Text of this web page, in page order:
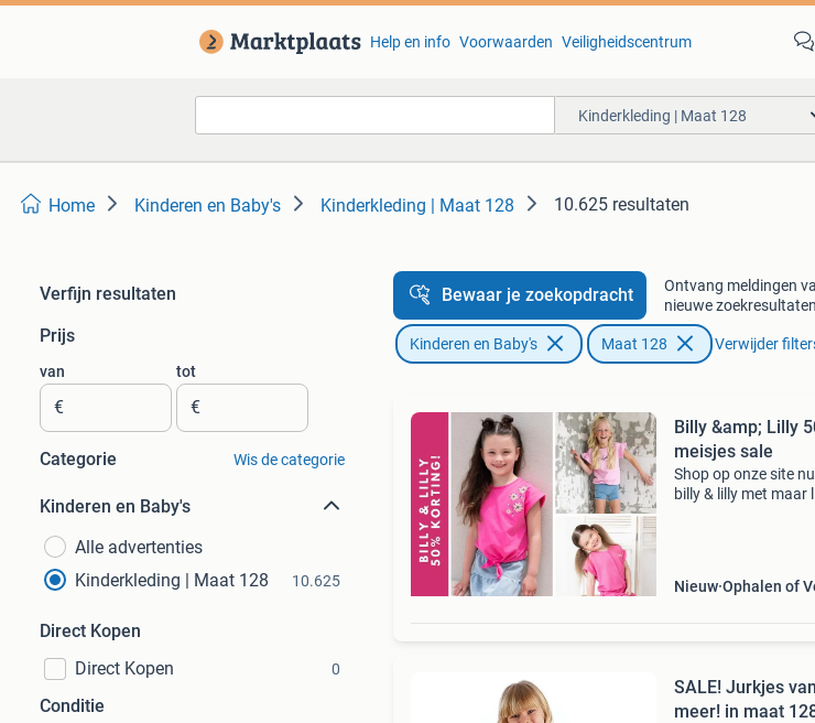
Help en info Voorwaarden Veiligheidscentrum
Kinderkleding | Maat 128
Home Kinderen en Baby's Kinderkleding | Maat 128 10.625 resultaten
Verfijn resultaten
Prijs
van
€
tot
€
Categorie Wis de categorie
Kinderen en Baby's
Alle advertenties
Kinderkleding | Maat 128
10.625
Direct Kopen
Direct Kopen
0
Conditie
Bewaar je zoekopdracht
Ontvang meldingen
nieuwe zoekresultaten
Kinderen en Baby's Maat 128 Verwijder
Billy &amp; Lilly
meisjes sale
Shop op onze site
billy & lilly met maar
Nieuw Ophalen of
SALE! Jurkjes
meer! in maat